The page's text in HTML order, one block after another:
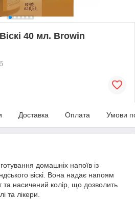
40 мл. Browin
Доставка Оплата Умови
домашніх напоїв із
віскі. Вона надає напоям
насичений колір, що дозволить
та лікери.